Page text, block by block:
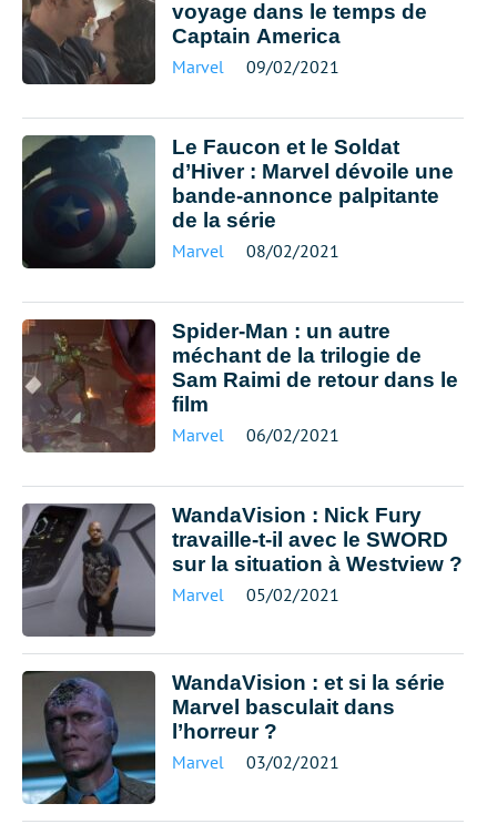
voyage dans le temps de
Captain America
Marvel 09/02/2021
Le Faucon et le Soldat
d’Hiver : Marvel dévoile une
bande-annonce palpitante
de la série
Marvel 08/02/2021
Spider-Man : un autre
méchant de la trilogie de
Sam Raimi de retour dans le
film
Marvel 06/02/2021
WandaVision : Nick Fury
travaille-t-il avec le SWORD
sur la situation à Westview ?
Marvel 05/02/2021
WandaVision : et si la série
Marvel basculait dans
l’horreur ?
Marvel 03/02/2021